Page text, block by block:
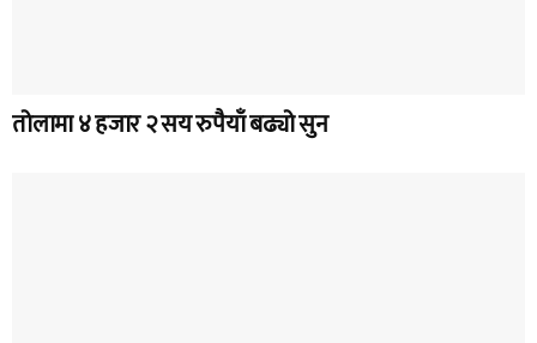
तोलामा ४ हजार २ सय रुपैयाँ बढ्यो सुन